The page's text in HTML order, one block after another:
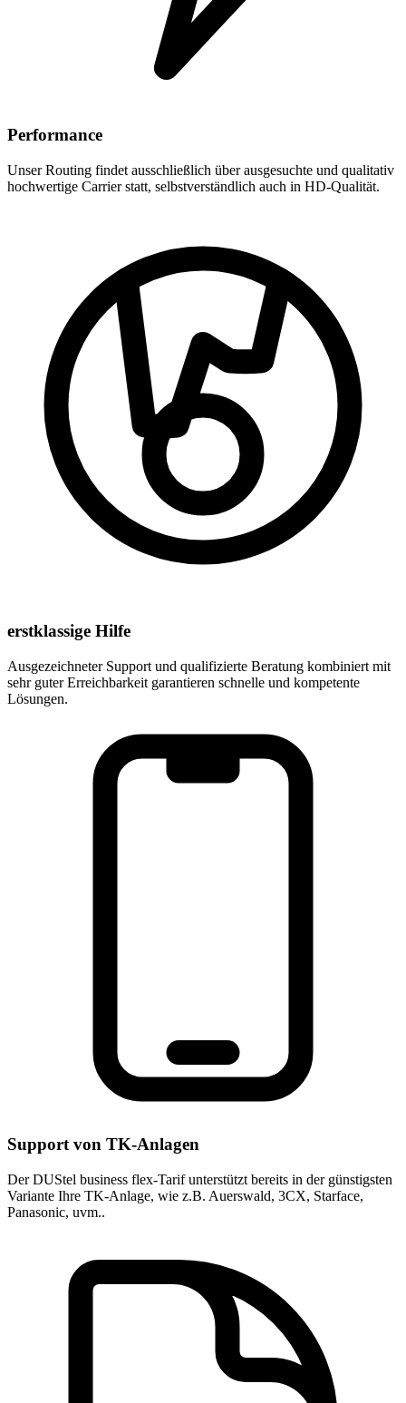
Performance
Unser Routing findet ausschließlich über ausgesuchte und qualitativ
hochwertige Carrier statt, selbstverständlich auch in HD-Qualität.
erstklassige Hilfe
Ausgezeichneter Support und qualifizierte Beratung kombiniert mit
sehr guter Erreichbarkeit garantieren schnelle und kompetente
Lösungen.
Support von TK-Anlagen
Der DUStel business flex-Tarif unterstützt bereits in der günstigsten
Variante Ihre TK-Anlage, wie z.B. Auerswald, 3CX, Starface,
Panasonic, uvm..